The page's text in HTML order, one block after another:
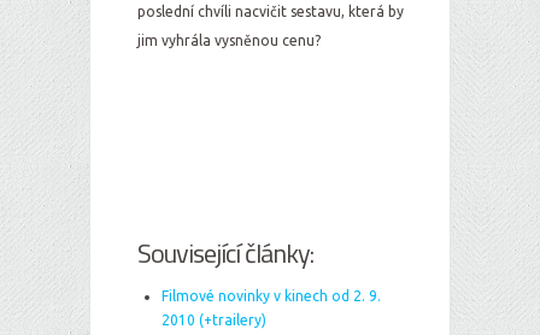
poslední chvíli nacvičit sestavu, která by
jim vyhrála vysněnou cenu?
Související články:
Filmové novinky v kinech od 2. 9.
2010 (+trailery)